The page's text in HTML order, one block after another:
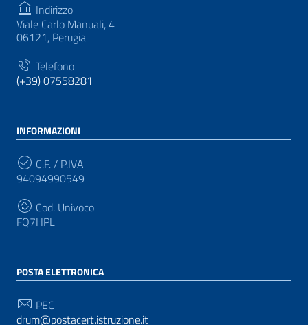
Indirizzo
Viale Carlo Manuali, 4
06121, Perugia
Telefono
(+39) 07558281
INFORMAZIONI
C.F. / P.IVA
94094990549
Cod. Univoco
FQ7HPL
POSTA ELETTRONICA
PEC
drum@postacert.istruzione.it